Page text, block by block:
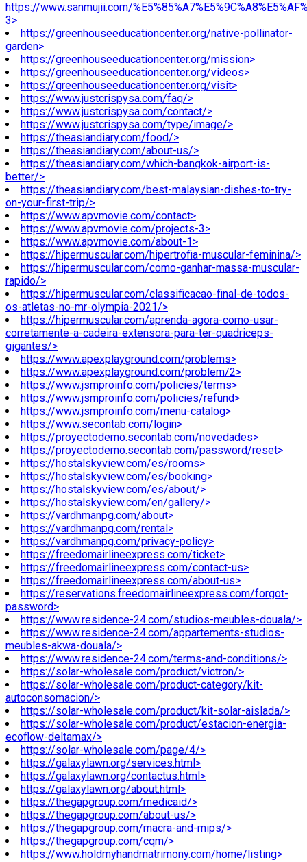
https://www.sanmujii.com/
3>
https://greenhouseeducationcenter.org/native-pollinator-
garden>
https://greenhouseeducationcenter.org/mission>
https://greenhouseeducationcenter.org/videos>
https://greenhouseeducationcenter.org/visit>
https://www.justcrispysa.com/faq/>
https://www.justcrispysa.com/contact/>
https://www.justcrispysa.com/type/image/>
https://theasiandiary.com/food/>
https://theasiandiary.com/about-us/>
https://theasiandiary.com/which-bangkok-airport-is-
better/>
https://theasiandiary.com/best-malaysian-dishes-to-try-
on-your-first-trip/>
https://www.apvmovie.com/contact>
https://www.apvmovie.com/projects-3>
https://www.apvmovie.com/about-1>
https://hipermuscular.com/hipertrofia-muscular-feminina/>
https://hipermuscular.com/como-ganhar-massa-muscular-
rapido/>
https://hipermuscular.com/classificacao-final-de-todos-
os-atletas-no-mr-olympia-2021/>
https://hipermuscular.com/aprenda-agora-como-usar-
corretamente-a-cadeira-extensora-para-ter-quadriceps-
gigantes/>
https://www.apexplayground.com/problems>
https://www.apexplayground.com/problem/2>
https://www.jsmproinfo.com/policies/terms>
https://www.jsmproinfo.com/policies/refund>
https://www.jsmproinfo.com/menu-catalog>
https://www.secontab.com/login>
https://proyectodemo.secontab.com/novedades>
https://proyectodemo.secontab.com/password/reset>
https://hostalskyview.com/es/rooms>
https://hostalskyview.com/es/booking>
https://hostalskyview.com/es/about/>
https://hostalskyview.com/en/gallery/>
https://vardhmanpg.com/about>
https://vardhmanpg.com/rental>
https://vardhmanpg.com/privacy-policy>
https://freedomairlineexpress.com/ticket>
https://freedomairlineexpress.com/contact-us>
https://freedomairlineexpress.com/about-us>
https://reservations.freedomairlineexpress.com/forgot-
password>
https://www.residence-24.com/studios-meubles-douala/>
https://www.residence-24.com/appartements-studios-
meubles-akwa-douala/>
https://www.residence-24.com/terms-and-conditions/>
https://solar-wholesale.com/product/victron/>
https://solar-wholesale.com/product-category/kit-
autoconsomacion/>
https://solar-wholesale.com/product/kit-solar-aislada/>
https://solar-wholesale.com/product/estacion-energia-
ecoflow-deltamax/>
https://solar-wholesale.com/page/4/>
https://galaxylawn.org/services.html>
https://galaxylawn.org/contactus.html>
https://galaxylawn.org/about.html>
https://thegapgroup.com/medicaid/>
https://thegapgroup.com/about-us/>
https://thegapgroup.com/macra-and-mips/>
https://thegapgroup.com/cqm/>
https://www.holdmyhandmatrimony.com/home/listing>